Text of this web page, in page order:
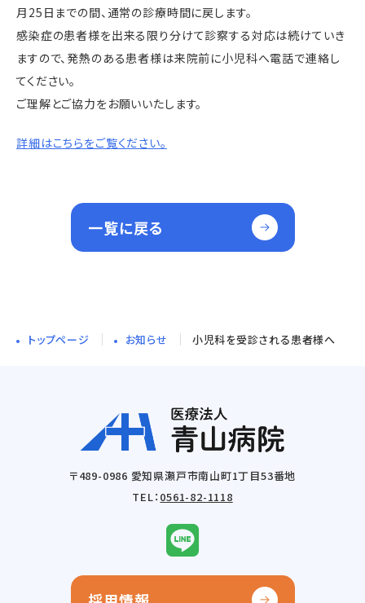
月25日までの間、通常の診療時間に戻します。
感染症の患者様を出来る限り分けて診察する対応は続けていき
ますので、発熱のある患者様は来院前に小児科へ電話で連絡し
てください。
ご理解とご協力をお願いいたします。
詳細はこちらをご覧ください。
一覧に戻る
トップページ お知らせ 小児科を受診される患者様へ
〒489-0986 愛知県瀬戸市南山町1丁目53番地
TEL： 0561-82-1118